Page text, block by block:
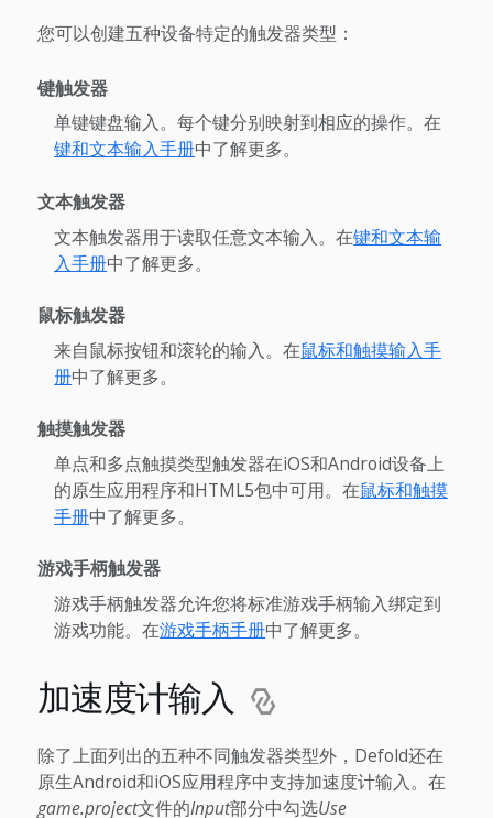
您可以创建五种设备特定的触发器类型：
键触发器
单键键盘输入。每个键分别映射到相应的操作。在
键和文本输入手册中了解更多。
文本触发器
文本触发器用于读取任意文本输入。在键和文本输
入手册中了解更多。
鼠标触发器
来自鼠标按钮和滚轮的输入。在鼠标和触摸输入手
册中了解更多。
触摸触发器
单点和多点触摸类型触发器在iOS和Android设备上
的原生应用程序和HTML5包中可用。在鼠标和触摸
手册中了解更多。
游戏手柄触发器
游戏手柄触发器允许您将标准游戏手柄输入绑定到
游戏功能。在游戏手柄手册中了解更多。
加速度计输入
除了上面列出的五种不同触发器类型外，Defold还在
原生Android和iOS应用程序中支持加速度计输入。在
game.project文件的Input部分中勾选Use